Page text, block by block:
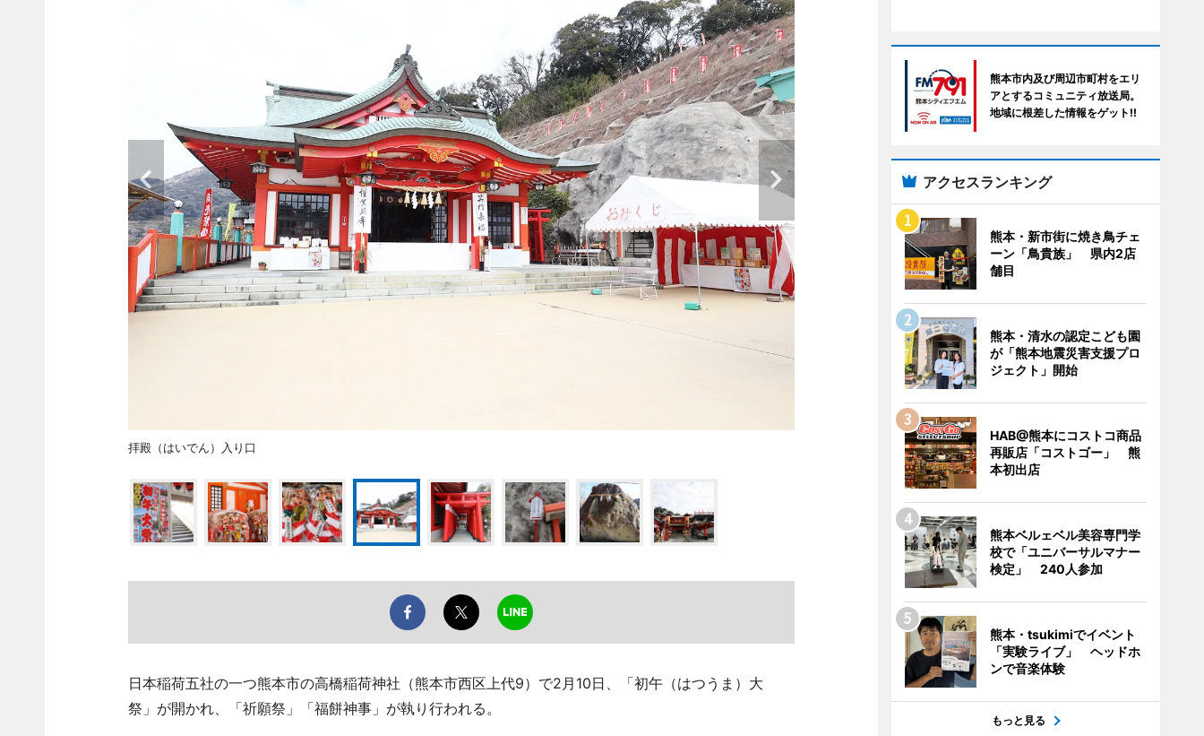
拝殿（はいでん）入り口
日本稲荷五社の一つ熊本市の高橋稲荷神社（熊本市西区上代9）で2月10日、「初午（はつうま）大
祭」が開かれ、「祈願祭」「福餅神事」が執り行われる。
熊本市内及び周辺市町村をエリ
アとするコミュニティ放送局。
地域に根差した情報をゲット!!
アクセスランキング
熊本・新市街に焼き鳥チェ
ーン「鳥貴族」 県内2店
舗目
熊本・清水の認定こども園
が「熊本地震災害支援プロ
ジェクト」開始
HAB@熊本にコストコ商品
再販店「コストゴー」 熊
本初出店
熊本ベルェベル美容専門学
校で「ユニバーサルマナー
検定」 240人参加
熊本・tsukimiでイベント
「実験ライブ」 ヘッドホ
ンで音楽体験
もっと見る